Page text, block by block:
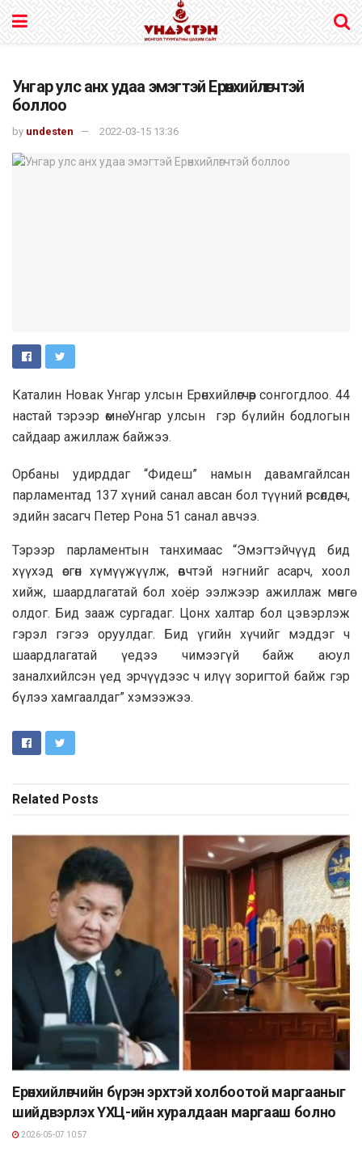
Унгар улс анх удаа эмэгтэй Ерөнхийлөгчтэй
боллоо
by undesten 2022-03-15 13:36
Каталин Новак Унгар улсын Ерөнхийлөгчөөр сонгогдлоо. 44
настай тэрээр өмнө Унгар улсын гэр бүлийн бодлогын
сайдаар ажиллаж байжээ.
Орбаны удирддаг “Фидеш” намын давамгайлсан
парламентад 137 хүний санал авсан бол түүний өрсөлдөгч,
эдийн засагч Петер Рона 51 санал авчээ.
Тэрээр парламентын танхимаас “Эмэгтэйчүүд бид
хүүхэд өсгөн хүмүүжүүлж, өвчтэй нэгнийг асарч, хоол
хийж, шаардлагатай бол хоёр ээлжээр ажиллаж мөнгө
олдог. Бид зааж сургадаг. Цонх халтар бол цэвэрлэж
гэрэл гэгээ оруулдаг. Бид үгийн хүчийг мэддэг ч
шаардлагатай үедээ чимээгүй байж аюул
заналхийлсэн үед эрчүүдээс ч илүү зоригтой байж гэр
бүлээ хамгаалдаг” хэмээжээ.
Related Posts
Ерөнхийлөгчийн бүрэн эрхтэй холбоотой маргааныг
шийдвэрлэх ҮХЦ-ийн хуралдаан маргааш болно
2026-05-07 10:57